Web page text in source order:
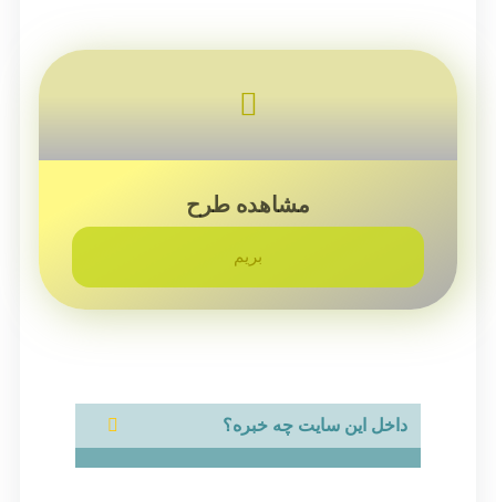
مشاهده طرح
بریم
داخل این سایت چه خبره؟